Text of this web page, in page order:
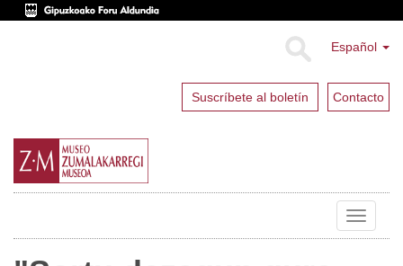
Español
Suscríbete al boletín Contacto
Toggle